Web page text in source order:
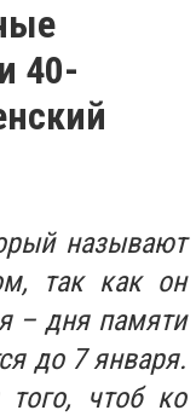
40-
называют
так как он
– дня памяти
до 7 января.
того, чтоб ко